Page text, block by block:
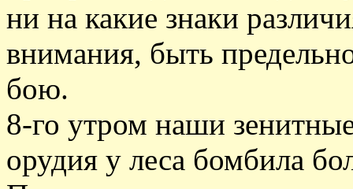
ни на какие знаки
внимания, быть
бою.
8-го утром наши
орудия у леса бомбила